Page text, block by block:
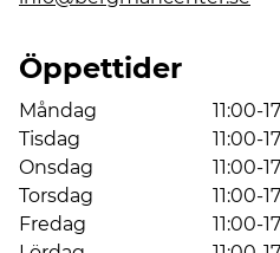
Öppettider
Måndag
11:00-
Tisdag
11:00-
Onsdag
11:00-
Torsdag
11:00-
Fredag
11:00-